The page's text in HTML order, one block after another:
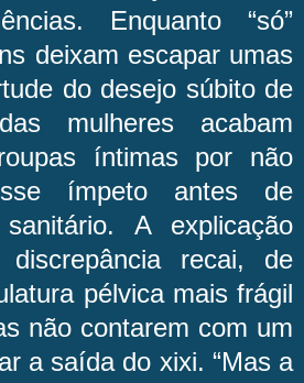
Enquanto “só”
deixam escapar umas
do desejo súbito de
mulheres acabam
íntimas por não
ímpeto antes de
A explicação
discrepância recai, de
pélvica mais frágil
não contarem com um
a saída do xixi. “Mas a